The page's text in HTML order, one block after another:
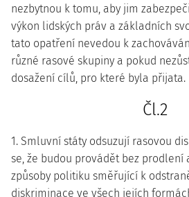
nezbytnou k tomu, aby jim
výkon lidských práv a základních
tato opatření nevedou k
různé rasové skupiny a pokud
dosažení cílů, pro které byla přijata.
Čl.2
1. Smluvní státy odsuzují rasovou
se, že budou provádět bez prodlení
způsoby politiku směřující k
diskriminace ve všech jejích